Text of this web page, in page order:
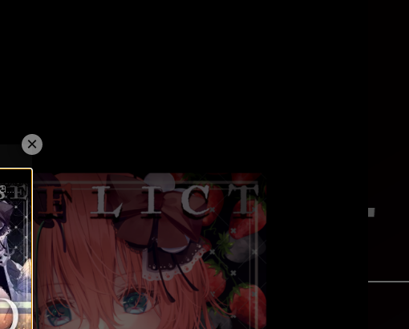
【M3-2021秋】Laur 2nd Album「Afflict」「Collapse」XFD
×